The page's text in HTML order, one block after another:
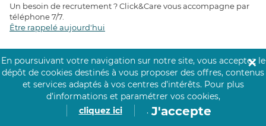
Un besoin de recrutement ? Click&Care vous accompagne par
téléphone 7/7
Être rappelé aujourd'hui
T ÉMOIGNAGES CLIENTS
4,6/5
Avis clients récoltés sur
Google
En poursuivant votre navigation sur notre site, vous acceptez le
dépôt de cookies destinés à vous proposer des offres, contenus
et services adaptés à vos centres d’intérêts. Pour plus
d’informations et paramétrer vos cookies,
cliquez ici
. J'accepte
✕